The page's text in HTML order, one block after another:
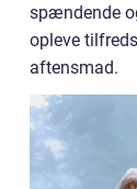
spændende
opleve
aftensmad.